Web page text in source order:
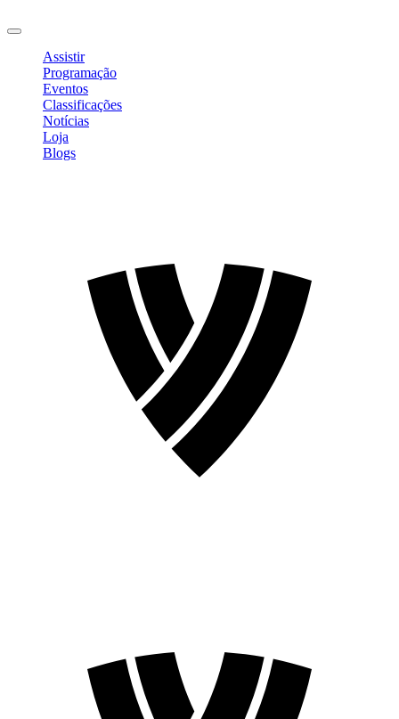
Assistir
Programação
Eventos
Classificações
Notícias
Loja
Blogs